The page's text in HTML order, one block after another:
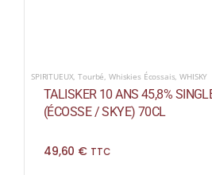
SPIRITUEUX,Tourbé, Whiskies Écossais,WHISKY
TALISKER 10 ANS 45,8%
(ÉCOSSE / SKYE) 70CL
49,60 € TTC